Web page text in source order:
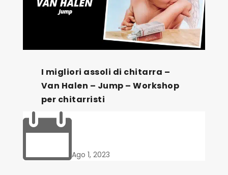
I migliori assoli di chitarra –
Van Halen – Jump – Workshop
per chitarristi
Ago 1, 2023